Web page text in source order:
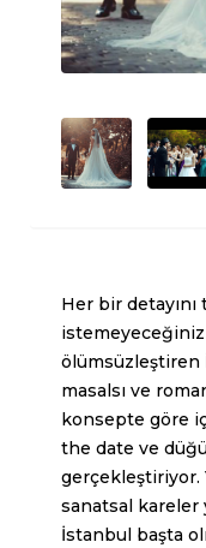
Her bir
ölümsüzleştiren
masalsı ve
konsepte göre
the date ve
gerçekleştiriyor.
sanatsal kareler
İstanbul başta